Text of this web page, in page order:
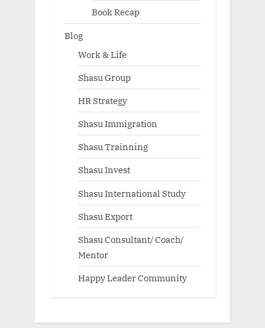
Book Recap
Blog
Work & Life
Shasu Group
HR Strategy
Shasu Immigration
Shasu Trainning
Shasu Invest
Shasu International Study
Shasu Export
Shasu Consultant/ Coach/
Mentor
Happy Leader Community